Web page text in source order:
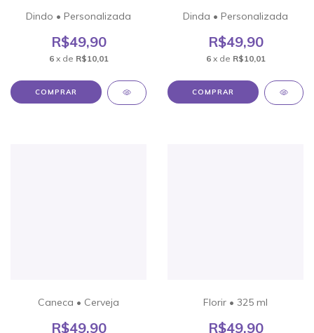
Dindo • Personalizada
R$49,90
6 x de R$10,01
Dinda • Personalizada
R$49,90
6 x de R$10,01
Caneca • Cerveja
R$49,90
Florir • 325 ml
R$49,90